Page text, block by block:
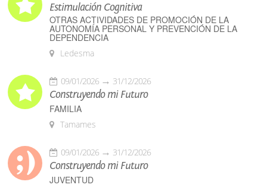
Estimulación Cognitiva
OTRAS ACTIVIDADES DE PROMOCIÓN DE LA
AUTONOMÍA PERSONAL Y PREVENCIÓN DE LA
DEPENDENCIA
Ledesma
09/01/2026 31/12/2026
Construyendo mi Futuro
FAMILIA
Tamames
09/01/2026 31/12/2026
Construyendo mi Futuro
JUVENTUD